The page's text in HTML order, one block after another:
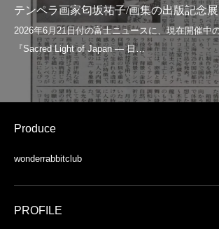
テンペラ画家匂坂祐子/画集の出版記念展
Produce
wonderrabbitclub
PROFILE